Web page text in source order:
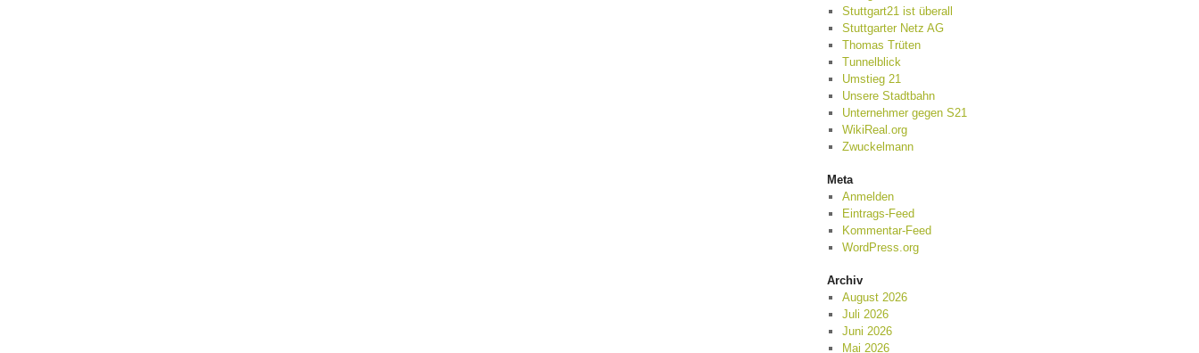
Stuttgart21 ist überall
Stuttgarter Netz AG
Thomas Trüten
Tunnelblick
Umstieg 21
Unsere Stadtbahn
Unternehmer gegen S21
WikiReal.org
Zwuckelmann
Meta
Anmelden
Eintrags-Feed
Kommentar-Feed
WordPress.org
Archiv
August 2026
Juli 2026
Juni 2026
Mai 2026